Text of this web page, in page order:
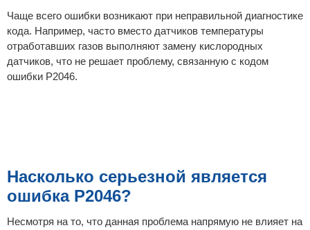
Чаще всего ошибки возникают при неправильной диагностике
кода. Например, часто вместо датчиков температуры
отработавших газов выполняют замену кислородных
датчиков, что не решает проблему, связанную с кодом
ошибки P2046.
Насколько серьезной является
ошибка P2046?
Несмотря на то, что данная проблема напрямую не влияет на